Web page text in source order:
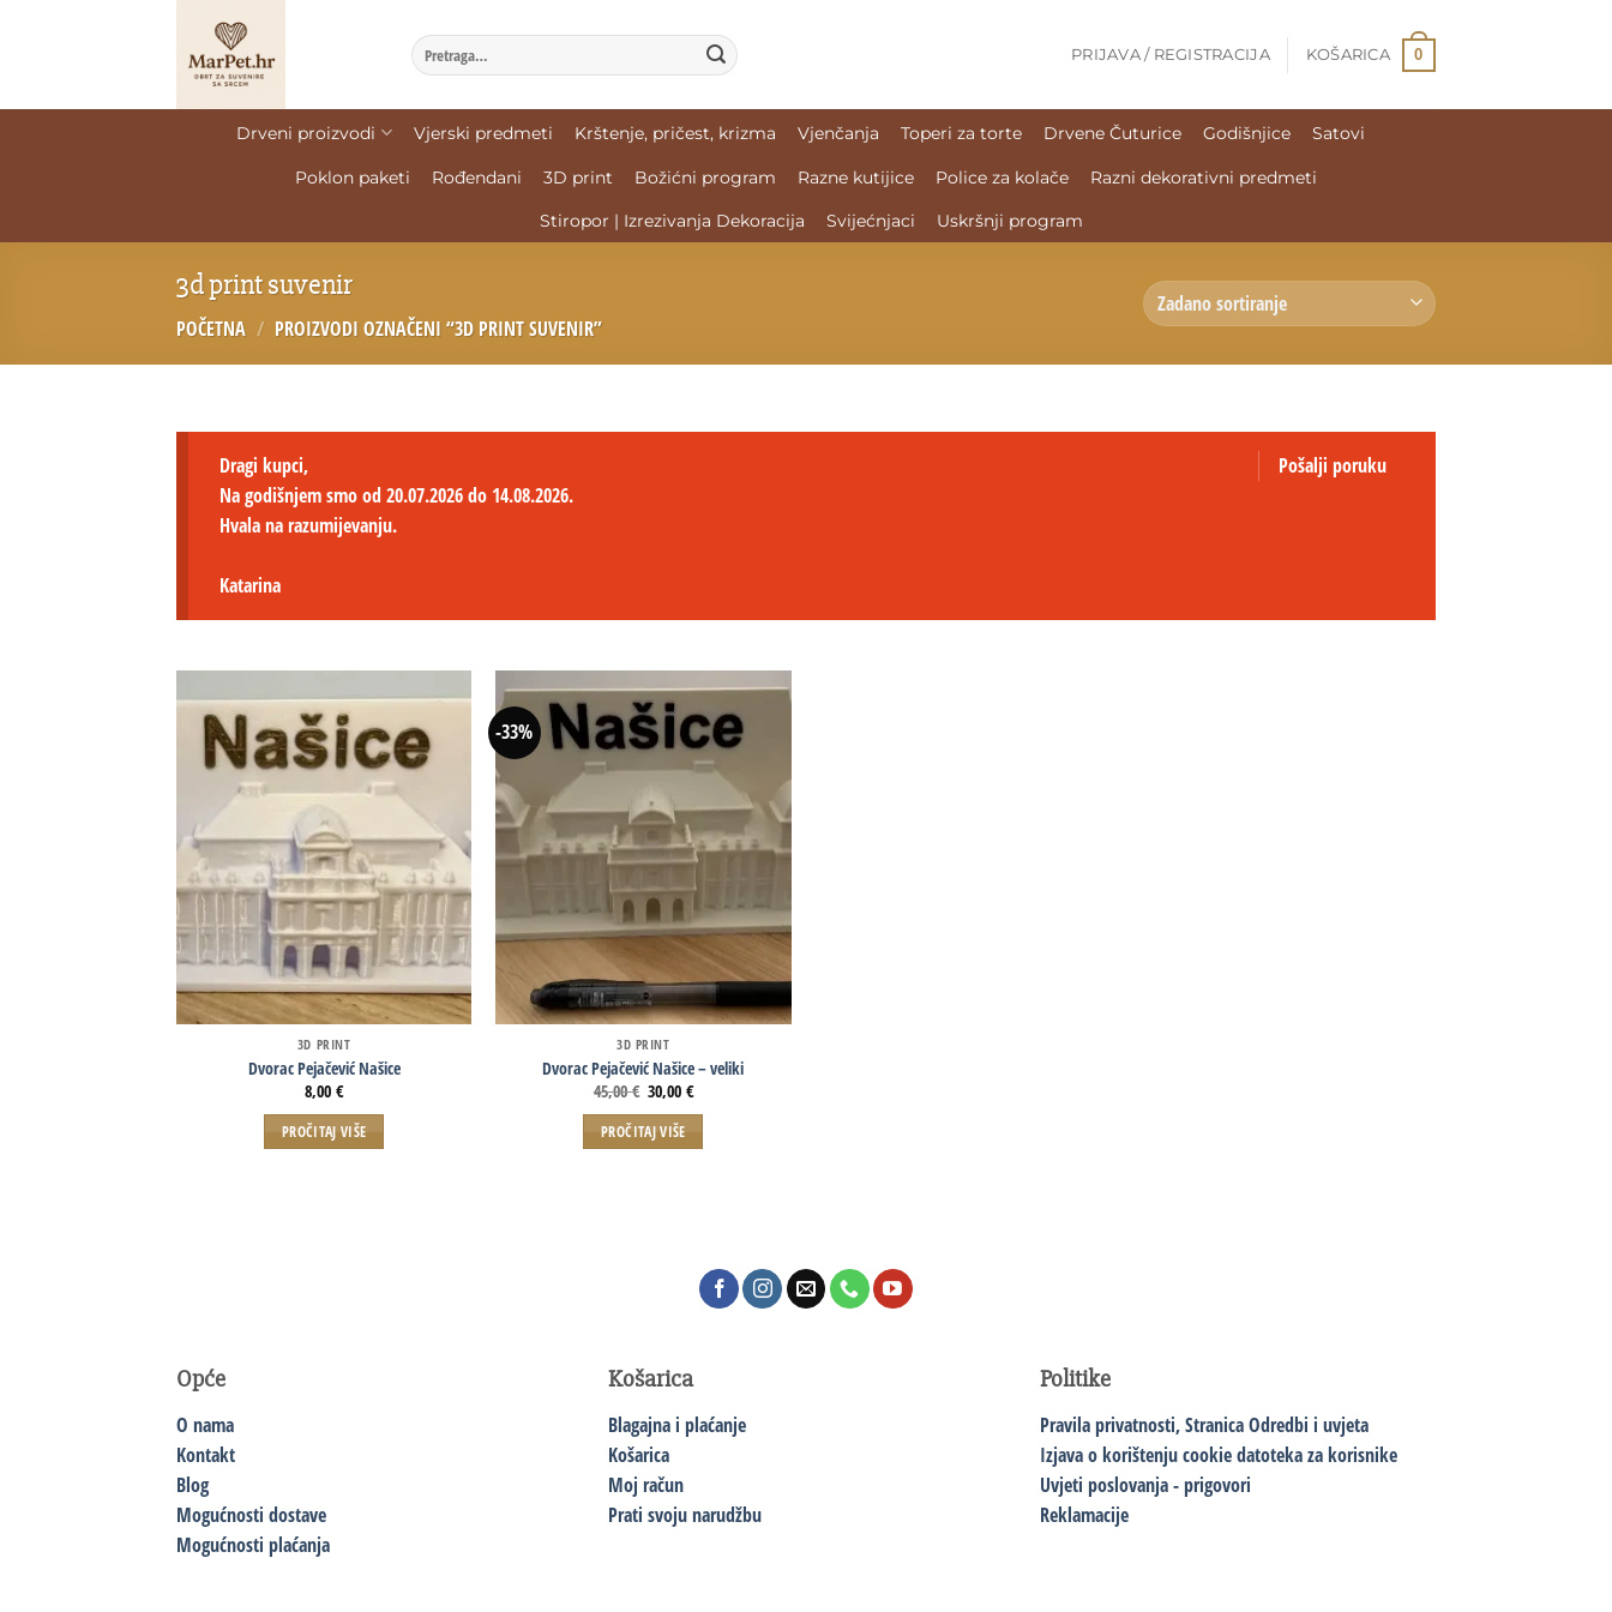
PRIJAVA / REGISTRACIJA KOŠARICA 0
Drveni proizvodi Vjerski predmeti Krštenje, pričest, krizma Vjenčanja Toperi za torte Drvene Čuturice Godišnjice Satovi
Poklon paketi Rođendani 3D print Božićni program Razne kutijice Police za kolače
Razni dekorativni predmeti
Stiropor | Izrezivanja Dekoracija
Svijećnjaci Uskršnji program
3d print suvenir
POČETNA / PROIZVODI OZNAČENI “3D PRINT SUVENIR”
Pošalji poruku
Dragi kupci,
Na godišnjem smo od 20.07.2026 do 14.08.2026.
Hvala na razumijevanju.
Katarina
3D PRINT
Dvorac Pejačević Našice
8,00€
PROČITAJ VIŠE
-33%
3D PRINT
Dvorac Pejačević Našice – veliki
45,00€ 30,00€
PROČITAJ VIŠE
Opće
O nama
Kontakt
Blog
Mogućnosti dostave
Mogućnosti plaćanja
Košarica
Blagajna i plaćanje
Košarica
Moj račun
Prati svoju narudžbu
Politike
Pravila privatnosti,Stranica Odredbi i uvjeta
Izjava o korištenju cookie datoteka za korisnike
Uvjeti poslovanja - prigovori
Reklamacije